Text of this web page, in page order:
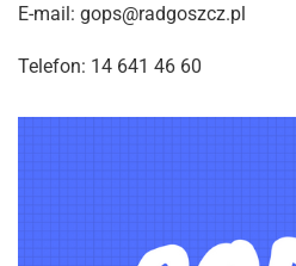
E-mail: gops@radgoszcz.pl
Telefon: 14 641 46 60